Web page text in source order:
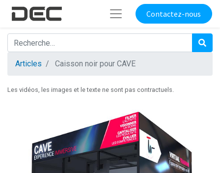
Contactez-nous
Articles Caisson noir pour CAVE
Les vidéos, les images et le texte ne sont pas contractuels.